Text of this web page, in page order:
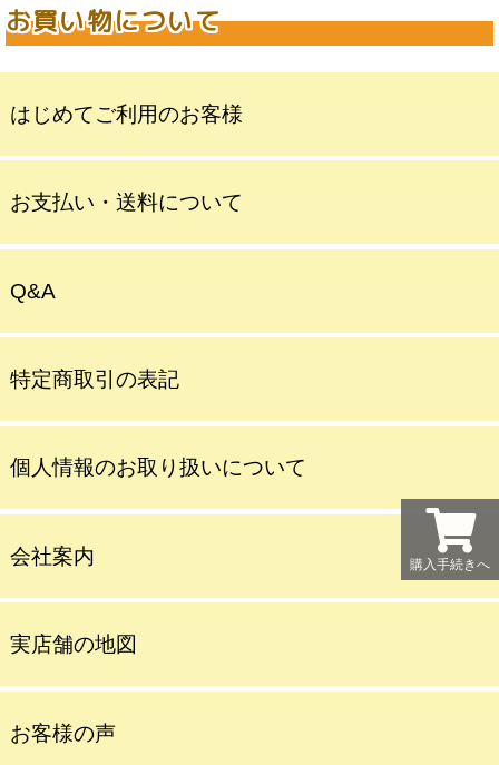
お買い物について
はじめてご利用のお客様
お支払い・送料について
Q&A
特定商取引の表記
個人情報のお取り扱いについて
会社案内
実店舗の地図
お客様の声
購入手続きへ